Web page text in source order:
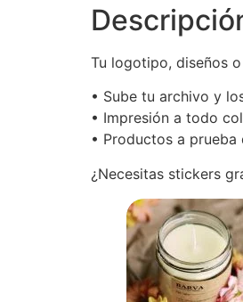
Tu logotipo, diseños
• Sube tu archivo y
• Impresión a todo
• Productos a prueba
¿Necesitas stickers